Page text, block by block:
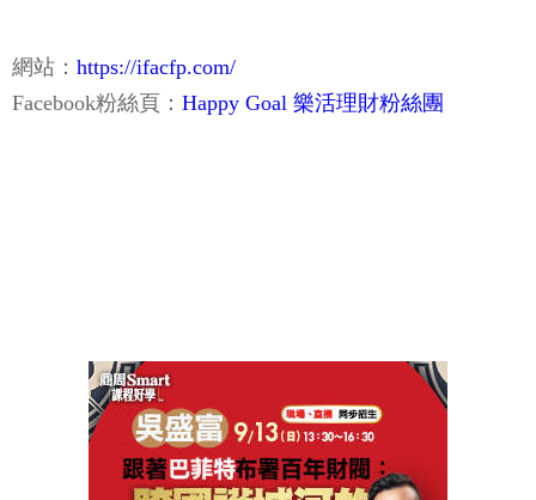
網站： https://ifacfp.com/
Facebook粉絲頁： Happy Goal 樂活理財粉絲團